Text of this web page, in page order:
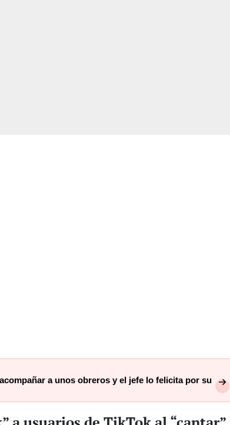
a unos obreros y el jefe lo felicita por su